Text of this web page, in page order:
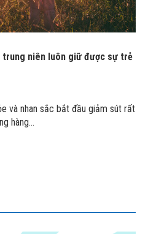
trung niên luôn giữ được sự trẻ
và nhan sắc bắt đầu giảm sút rất
hàng…